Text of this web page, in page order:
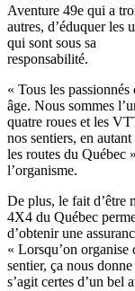
Aventure 49e qui a
autres, d’éduquer les
qui sont sous sa
responsabilité.
« Tous les
âge. Nous sommes
quatre roues et les
nos sentiers, en
les routes du Québec
l’organisme.
De plus, le fait d’être
4X4 du Québec
d’obtenir une
« Lorsqu’on organise
sentier, ça nous
s’agit certes d’un bel